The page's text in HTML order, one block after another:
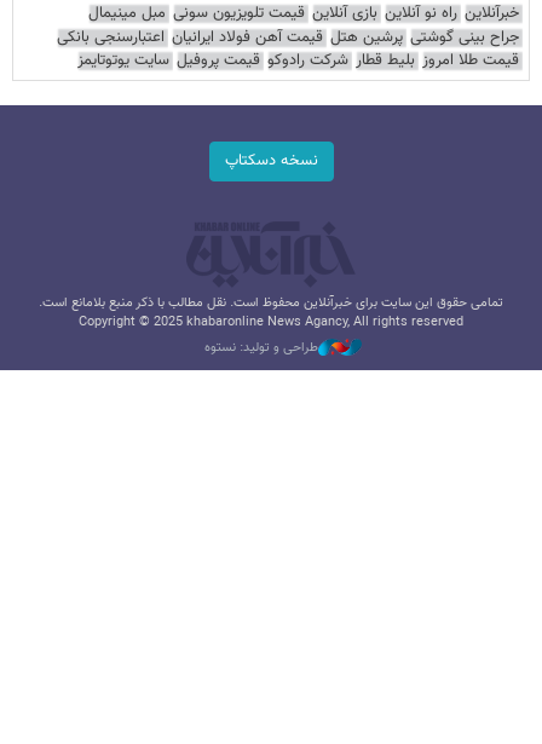
خبرآنلاین راه نو آنلاین بازی آنلاین قیمت تلویزیون سونی مبل مینیمال
جراح بینی گوشتی پرشین هتل قیمت آهن فولاد ایرانیان اعتبارسنجی بانکی
قیمت طلا امروز بلیط قطار شرکت رادوکو قیمت پروفیل سایت یوتوتایمز
نسخه دسکتاپ
تمامی حقوق این سایت برای خبرآنلاین محفوظ است. نقل مطالب با ذکر منبع بلامانع است.
Copyright © 2025 khabaronline News Agancy, All rights reserved
طراحی و تولید: نستوه